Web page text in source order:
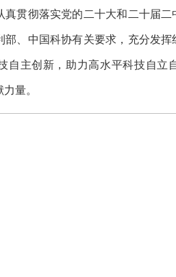
真贯彻落实党的二十大和二十届
部、中国科协有关要求，充分发
自主创新，助力高水平科技自立
量。